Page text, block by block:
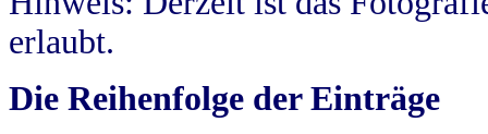
erlaubt.
Die Reihenfolge der Einträge